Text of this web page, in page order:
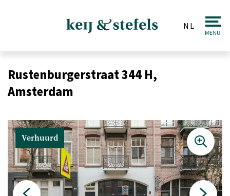
NL
Verkopen
Taxaties
Huren & Verhuren
Beleggingen
Rustenburgerstraat 344 H,
Amsterdam
Verhuurd